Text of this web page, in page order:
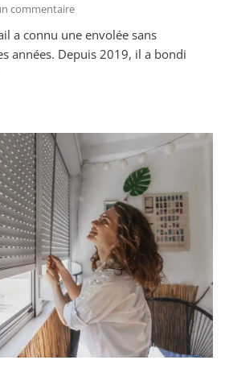
commentaire
a connu une envolée sans
années. Depuis 2019, il a bondi